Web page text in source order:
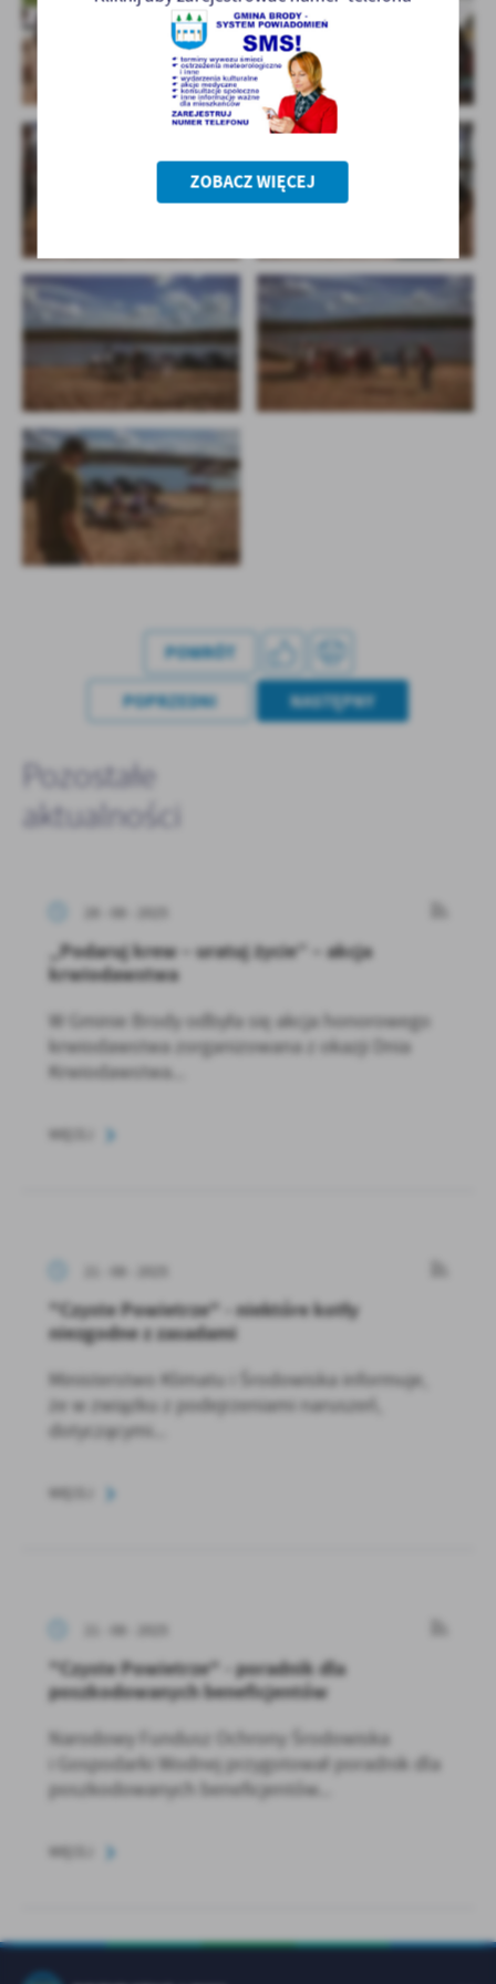
POWRÓT
POPRZEDNI NASTĘPNY
Pozostałe
aktualności
„Podaruj krew – uratuj życie” – akcja
krwiodawstwa
W Gminie Brody odbyła się akcja honorowego
krwiodawstwa zorganizowana z okazji Dnia
Krwiodawstwa...
"Czyste Powietrze" - niektóre kotły
niezgodne z zasadami
Ministerstwo Klimatu i Środowiska informuje,
że w związku z podejrzeniami naruszeń,
dotyczącymi...
"Czyste Powietrze" - poradnik dla
poszkodowanych beneficjentów
Narodowy Fundusz Ochrony Środowiska
i Gospodarki Wodnej przygotował poradnik dla
poszkodowanych beneficjentów...
ZOBACZ WIĘCEJ